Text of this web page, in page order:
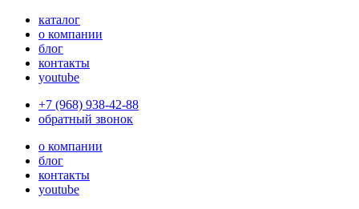
каталог
о компании
блог
контакты
youtube
+7 (968) 938-42-88
обратный звонок
о компании
блог
контакты
youtube